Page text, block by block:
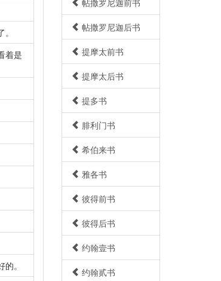
着是
。
帖撒罗尼迦前书
帖撒罗尼迦后书
提摩太前书
提摩太后书
提多书
腓利门书
希伯来书
雅各书
彼得前书
彼得后书
约翰壹书
约翰贰书